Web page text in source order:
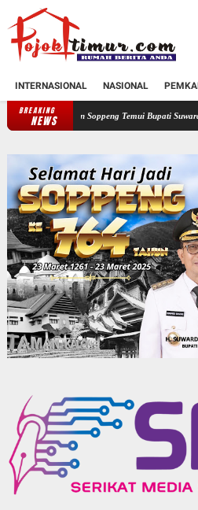
INTERNASIONAL NASIONAL
BREAKING
NEWS
Soppeng Temui Bupati Suwardi Haseng